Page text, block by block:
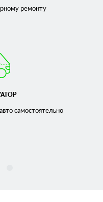
ремонту
самостоятельно